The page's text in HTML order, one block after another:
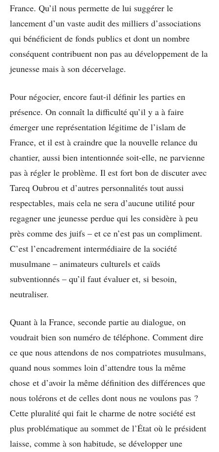
France. Qu’il nous permette de lui suggérer le
lancement d’un vaste audit des milliers d’associations
qui bénéficient de fonds publics et dont un nombre
conséquent contribuent non pas au développement de la
jeunesse mais à son décervelage.
Pour négocier, encore faut-il définir les parties en
présence. On connaît la difficulté qu’il y a à faire
émerger une représentation légitime de l’islam de
France, et il est à craindre que la nouvelle relance du
chantier, aussi bien intentionnée soit-elle, ne parvienne
pas à régler le problème. Il est fort bon de discuter avec
Tareq Oubrou et d’autres personnalités tout aussi
respectables, mais cela ne sera d’aucune utilité pour
regagner une jeunesse perdue qui les considère à peu
près comme des juifs – et ce n’est pas un compliment.
C’est l’encadrement intermédiaire de la société
musulmane – animateurs culturels et caïds
subventionnés – qu’il faut évaluer et, si besoin,
neutraliser.
Quant à la France, seconde partie au dialogue, on
voudrait bien son numéro de téléphone. Comment dire
ce que nous attendons de nos compatriotes musulmans,
quand nous sommes loin d’attendre tous la même
chose et d’avoir la même définition des différences que
nous tolérons et de celles dont nous ne voulons pas ?
Cette pluralité qui fait le charme de notre société est
plus problématique au sommet de l’État où le président
laisse, comme à son habitude, se développer une